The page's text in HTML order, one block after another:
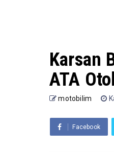
Karsan
ATA
motobilim
Facebook